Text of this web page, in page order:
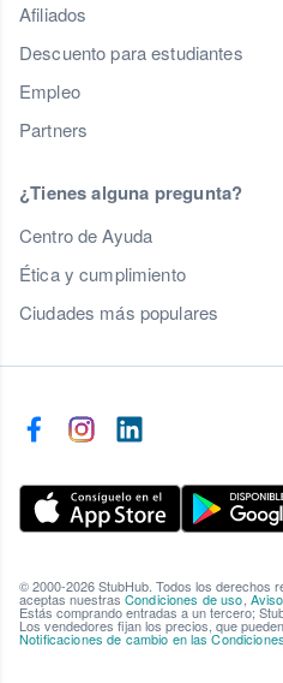
Afiliados
Descuento para estudiantes
Empleo
Partners
¿Tienes alguna pregunta?
Centro de Ayuda
Ética y cumplimiento
Ciudades más populares
© 2000-2026 StubHub. Todos los derechos
aceptas nuestras Condiciones de uso,
Estás comprando entradas a un tercero;
Los vendedores fijan los precios, que
Notificaciones de cambio en las